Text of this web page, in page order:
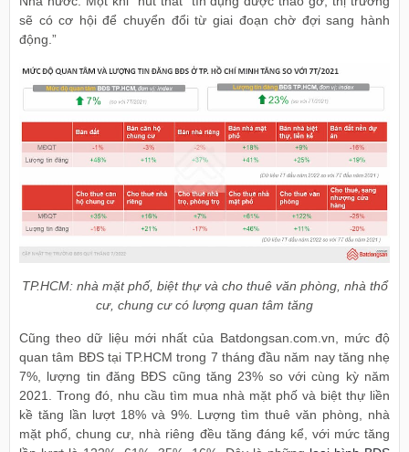
sẽ có cơ hội để chuyển đổi từ giai đoạn chờ đợi sang hành
động.”
TP.HCM: nhà mặt phố, biệt thự và cho thuê văn phòng, nhà thổ
cư, chung cư có lượng quan tâm tăng
Cũng theo dữ liệu mới nhất của Batdongsan.com.vn, mức độ
quan tâm BĐS tại TP.HCM trong 7 tháng đầu năm nay tăng nhẹ
7%, lượng tin đăng BĐS cũng tăng 23% so với cùng kỳ năm
2021. Trong đó, nhu cầu tìm mua nhà mặt phố và biệt thự liền
kề tăng lần lượt 18% và 9%. Lượng tìm thuê văn phòng, nhà
mặt phố, chung cư, nhà riêng đều tăng đáng kể, với mức tăng